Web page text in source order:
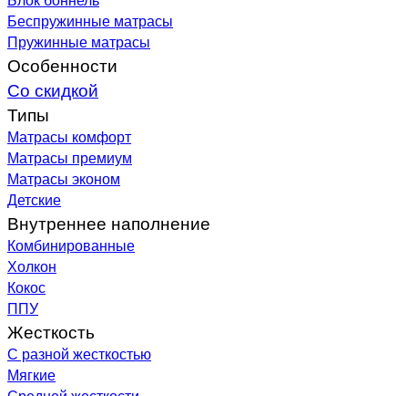
Беспружинные матрасы
Пружинные матрасы
Особенности
Со скидкой
Типы
Матрасы комфорт
Матрасы премиум
Матрасы эконом
Детские
Внутреннее наполнение
Комбинированные
Холкон
Кокос
ППУ
Жесткость
С разной жесткостью
Мягкие